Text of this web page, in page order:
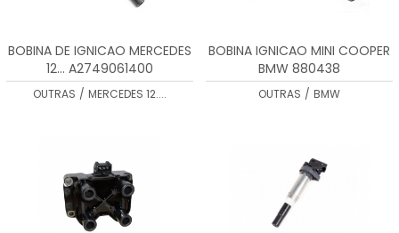
BOBINA DE IGNICAO MERCEDES
12... A2749061400
OUTRAS / MERCEDES 12....
BOBINA IGNICAO MINI COOPER
BMW 880438
OUTRAS / BMW